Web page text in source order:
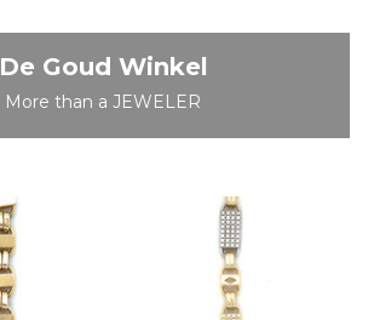
De Goud Winkel
More than a JEWELER